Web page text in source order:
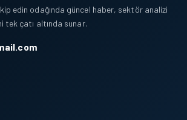
edin odağında güncel haber, sektör analizi
tek çatı altında sunar.